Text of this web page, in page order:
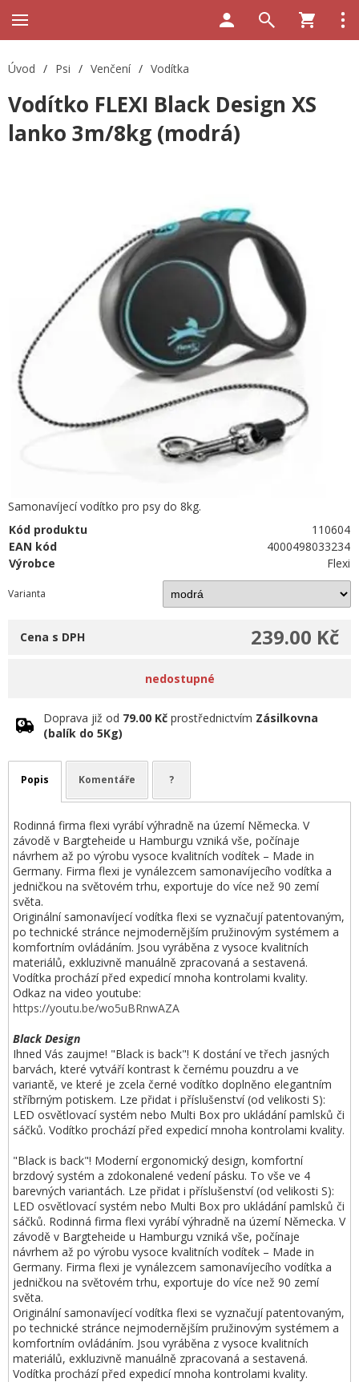
Úvod / Psi / Venčení / Vodítka
Vodítko FLEXI Black Design XS
lanko 3m/8kg (modrá)
Samonavíjecí vodítko pro psy do 8kg.
Kód produktu
110604
EAN kód
4000498033234
Výrobce
Flexi
Varianta
239.00 Kč
Cena s DPH
nedostupné
Doprava již od 79.00 Kč prostřednictvím Zásilkovna
(balík do 5Kg)
Popis Komentáře ?
Rodinná firma flexi vyrábí výhradně na území Německa. V
závodě v Bargteheide u Hamburgu vzniká vše, počínaje
návrhem až po výrobu vysoce kvalitních vodítek – Made in
Germany. Firma flexi je vynálezcem samonavíjecího vodítka a
jedničkou na světovém trhu, exportuje do více než 90 zemí
světa.
Originální samonavíjecí vodítka flexi se vyznačují patentovaným,
po technické stránce nejmodernějším pružinovým systémem a
komfortním ovládáním. Jsou vyráběna z vysoce kvalitních
materiálů, exkluzivně manuálně zpracovaná a sestavená.
Vodítka prochází před expedicí mnoha kontrolami kvality.
Odkaz na video youtube:
https://youtu.be/wo5uBRnwAZA
Black Design
Ihned Vás zaujme! "Black is back"! K dostání ve třech jasných
barvách, které vytváří kontrast k černému pouzdru a ve
variantě, ve které je zcela černé vodítko doplněno elegantním
stříbrným potiskem. Lze přidat i příslušenství (od velikosti S):
LED osvětlovací systém nebo Multi Box pro ukládání pamlsků či
sáčků. Vodítko prochází před expedicí mnoha kontrolami kvality.
"Black is back"! Moderní ergonomický design, komfortní
brzdový systém a zdokonalené vedení pásku. To vše ve 4
barevných variantách. Lze přidat i příslušenství (od velikosti S):
LED osvětlovací systém nebo Multi Box pro ukládání pamlsků či
sáčků. Rodinná firma flexi vyrábí výhradně na území Německa. V
závodě v Bargteheide u Hamburgu vzniká vše, počínaje
návrhem až po výrobu vysoce kvalitních vodítek – Made in
Germany. Firma flexi je vynálezcem samonavíjecího vodítka a
jedničkou na světovém trhu, exportuje do více než 90 zemí
světa.
Originální samonavíjecí vodítka flexi se vyznačují patentovaným,
po technické stránce nejmodernějším pružinovým systémem a
komfortním ovládáním. Jsou vyráběna z vysoce kvalitních
materiálů, exkluzivně manuálně zpracovaná a sestavená.
Vodítka prochází před expedicí mnoha kontrolami kvality.